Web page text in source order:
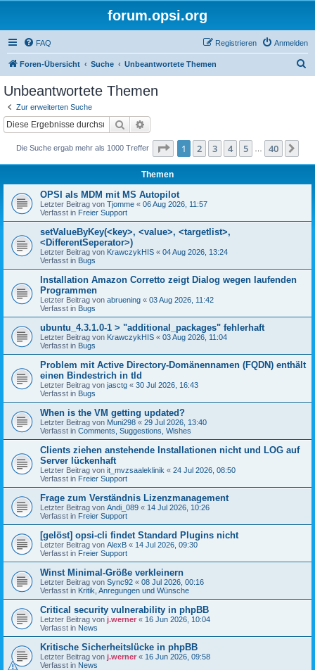
forum.opsi.org
FAQ Anmelden
Registrieren
Foren-Übersicht Suche Unbeantwortete Themen
Unbeantwortete Themen
Zur erweiterten Suche
Suche
Die Suche ergab mehr als 1000 Treffer Seite 1von 40
1 2 3 4 5 40
Themen
OPSI als MDM mit MS Autopilot
Letzter Beitrag von Tjomme « 06 Aug 2026, 11:57
Verfasst in Freier Support
setValueByKey(<key>, <value>, <targetlist>,
<DifferentSeperator>)
Letzter Beitrag von KrawczykHIS « 04 Aug 2026, 13:24
Verfasst in Bugs
Installation Amazon Corretto zeigt Dialog wegen laufenden
Programmen
Letzter Beitrag von abruening « 03 Aug 2026, 11:42
Verfasst in Bugs
ubuntu_4.3.1.0-1 > "additional_packages" fehlerhaft
Letzter Beitrag von KrawczykHIS « 03 Aug 2026, 11:04
Verfasst in Bugs
Problem mit Active Directory-Domänennamen (FQDN) enthält
einen Bindestrich in tld
Letzter Beitrag von jasctg « 30 Jul 2026, 16:43
Verfasst in Bugs
When is the VM getting updated?
Letzter Beitrag von Muni298 « 29 Jul 2026, 13:40
Verfasst in Comments, Suggestions, Wishes
Clients ziehen anstehende Installationen nicht und LOG auf
Server lückenhaft
Letzter Beitrag von it_mvzsaaleklinik « 24 Jul 2026, 08:50
Verfasst in Freier Support
Frage zum Verständnis Lizenzmanagement
Letzter Beitrag von Andi_089 « 14 Jul 2026, 10:26
Verfasst in Freier Support
[gelöst] opsi-cli findet Standard Plugins nicht
Letzter Beitrag von AlexB « 14 Jul 2026, 09:30
Verfasst in Freier Support
Winst Minimal-Größe verkleinern
Letzter Beitrag von Sync92 « 08 Jul 2026, 00:16
Verfasst in Kritik, Anregungen und Wünsche
Critical security vulnerability in phpBB
Letzter Beitrag von j.werner « 16 Jun 2026, 10:04
Verfasst in News
Kritische Sicherheitslücke in phpBB
Letzter Beitrag von j.werner « 16 Jun 2026, 09:58
Verfasst in News